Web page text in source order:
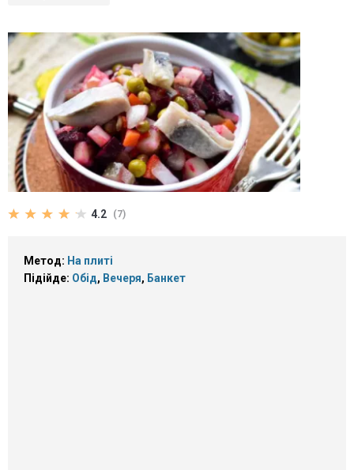
4.2 (7)
Метод: На плиті
Підійде: Обід, Вечеря, Банкет